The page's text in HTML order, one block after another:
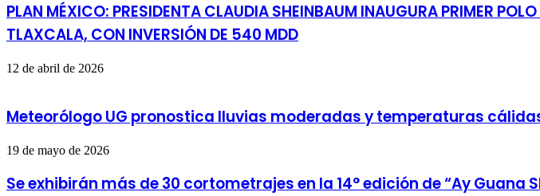
PLAN MÉXICO: PRESIDENTA CLAUDIA SHEINBAUM INAUGURA PRIMER
TLAXCALA, CON INVERSIÓN DE 540 MDD
12 de abril de 2026
Meteorólogo UG pronostica lluvias moderadas y temperaturas
19 de mayo de 2026
Se exhibirán más de 30 cortometrajes en la 14° edición de “Ay Guana